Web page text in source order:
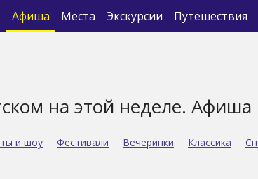
Афиша Места Экскурсии Путешествия
на этой неделе. Афиша
и шоу Фестивали Вечеринки Классика